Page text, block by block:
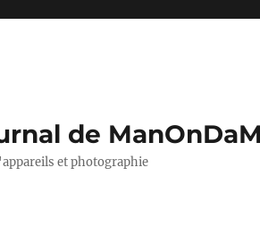
de
et photographie